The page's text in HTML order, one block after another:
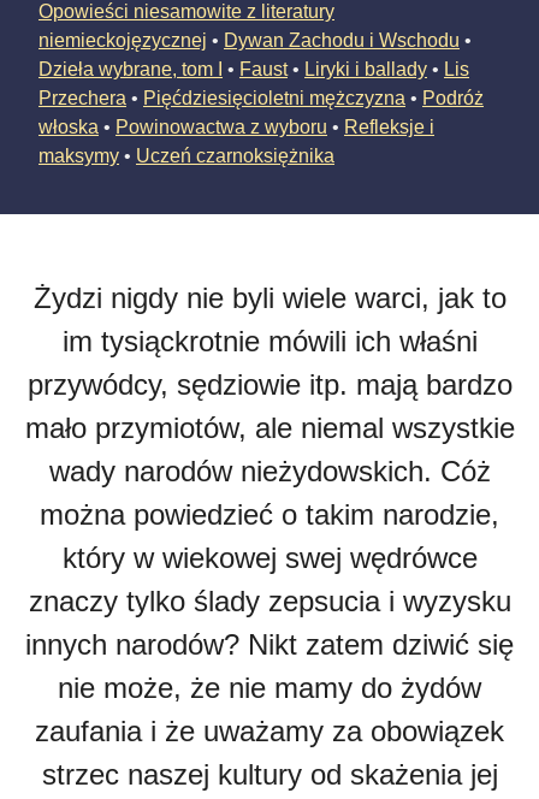
Opowieści niesamowite z literatury
niemieckojęzycznej • Dywan Zachodu i Wschodu •
Dzieła wybrane, tom I
• Faust • Liryki i ballady • Lis
Przechera • Pięćdziesięcioletni mężczyzna • Podróż
włoska • Powinowactwa z wyboru • Refleksje i
maksymy • Uczeń czarnoksiężnika
Żydzi nigdy nie byli wiele warci, jak to
im tysiąckrotnie mówili ich właśni
przywódcy, sędziowie itp. mają bardzo
mało przymiotów, ale niemal wszystkie
wady narodów nieżydowskich. Cóż
można powiedzieć o takim narodzie,
który w wiekowej swej wędrówce
znaczy tylko ślady zepsucia i wyzysku
innych narodów? Nikt zatem dziwić się
nie może, że nie mamy do żydów
zaufania i że uważamy za obowiązek
strzec naszej kultury od skażenia jej